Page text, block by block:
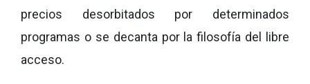
precios desorbitados por determinados
programas o se decanta por la filosofía del libre
acceso.